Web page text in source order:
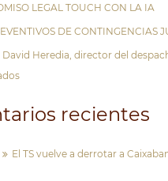
LEGAL TOUCH CON LA IA
DE CONTINGENCIAS
David Heredia, director del
recientes
El TS vuelve a derrotar a